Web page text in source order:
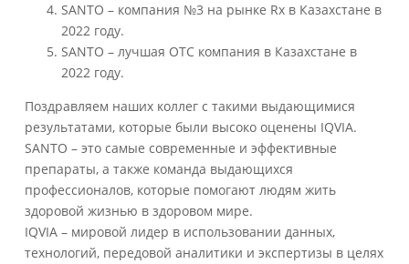
SANTO – компания №3 на рынке Rx в Казахстане в
2022 году.
SANTO – лучшая ОТС компания в Казахстане в
2022 году.
Поздравляем наших коллег с такими выдающимися
результатами, которые были высоко оценены IQVIA.
SANTO – это самые современные и эффективные
препараты, а также команда выдающихся
профессионалов, которые помогают людям жить
здоровой жизнью в здоровом мире.
IQVIA – мировой лидер в использовании данных,
технологий, передовой аналитики и экспертизы в целях